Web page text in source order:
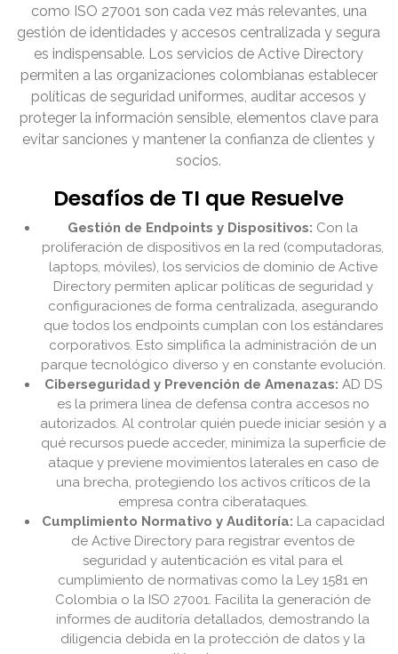
como ISO 27001 son cada vez más relevantes, una
gestión de identidades y accesos centralizada y segura
es indispensable. Los servicios de Active Directory
permiten a las organizaciones colombianas establecer
políticas de seguridad uniformes, auditar accesos y
proteger la información sensible, elementos clave para
evitar sanciones y mantener la confianza de clientes y
socios.
Desafíos de TI que Resuelve
Gestión de Endpoints y Dispositivos: Con la
proliferación de dispositivos en la red (computadoras,
laptops, móviles), los servicios de dominio de Active
Directory permiten aplicar políticas de seguridad y
configuraciones de forma centralizada, asegurando
que todos los endpoints cumplan con los estándares
corporativos. Esto simplifica la administración de un
parque tecnológico diverso y en constante evolución.
Ciberseguridad y Prevención de Amenazas: AD DS
es la primera línea de defensa contra accesos no
autorizados. Al controlar quién puede iniciar sesión y a
qué recursos puede acceder, minimiza la superficie de
ataque y previene movimientos laterales en caso de
una brecha, protegiendo los activos críticos de la
empresa contra ciberataques.
Cumplimiento Normativo y Auditoría: La capacidad
de Active Directory para registrar eventos de
seguridad y autenticación es vital para el
cumplimiento de normativas como la Ley 1581 en
Colombia o la ISO 27001. Facilita la generación de
informes de auditoría detallados, demostrando la
diligencia debida en la protección de datos y la